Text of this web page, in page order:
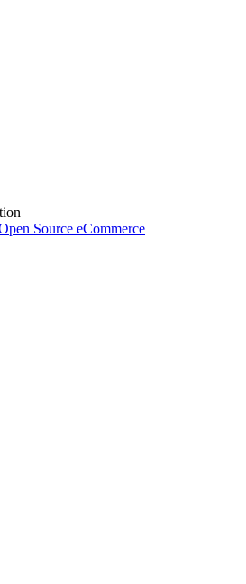
Source eCommerce